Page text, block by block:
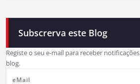
Subscrerva este Blog
Registe o seu e-mail para receber
blog.